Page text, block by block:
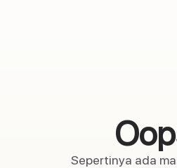
Sepertinya ada